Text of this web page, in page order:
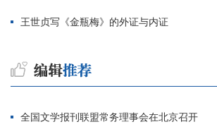
王世贞写《金瓶梅》的外证与内证
全国文学报刊联盟常务理事会在北京召开